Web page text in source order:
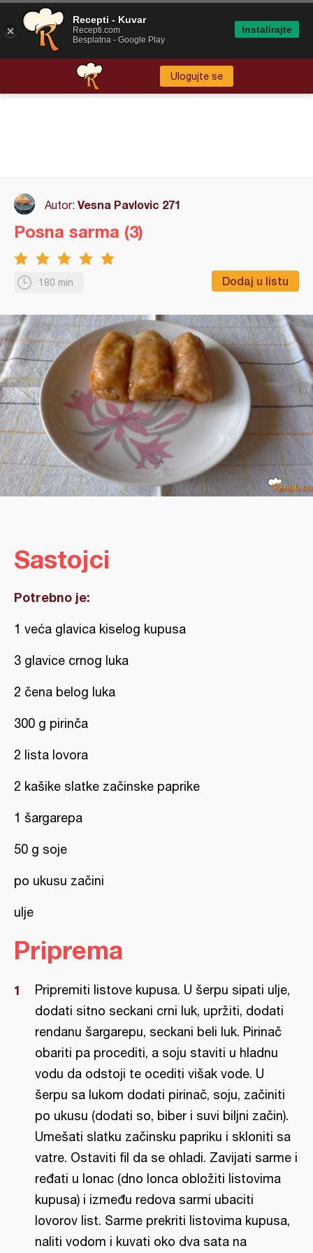
Ulogujte se
Autor: Vesna Pavlovic 271
180 min Dodaj u listu
Posna sarma (3)
Sastojci
Potrebno je:
1 veća glavica kiselog kupusa
3 glavice crnog luka
2 čena belog luka
300 g pirinča
2 lista lovora
2 kašike slatke začinske paprike
1 šargarepa
50 g soje
po ukusu začini
ulje
Priprema
Pripremiti listove kupusa. U šerpu sipati ulje,
dodati sitno seckani crni luk, upržiti, dodati
rendanu šargarepu, seckani beli luk. Pirinač
obariti pa procediti, a soju staviti u hladnu
vodu da odstoji te ocediti višak vode. U
šerpu sa lukom dodati pirinač, soju, začiniti
po ukusu (dodati so, biber i suvi biljni začin).
Umešati slatku začinsku papriku i skloniti sa
vatre. Ostaviti fil da se ohladi. Zavijati sarme i
ređati u lonac (dno lonca obložiti listovima
kupusa) i između redova sarmi ubaciti
lovorov list. Sarme prekriti listovima kupusa,
naliti vodom i kuvati oko dva sata na
Recepti - Kuvar
Recepti.com
Besplatna - Google Play
Instalirajte